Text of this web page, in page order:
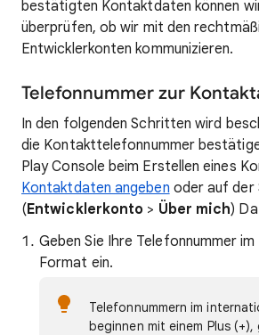
bestätigten Kontaktdaten können
überprüfen, ob wir mit den
Entwicklerkonten kommunizieren.
Telefonnummer zur
In den folgenden Schritten wird
die Kontakttelefonnummer
Play Console beim Erstellen eines
Kontaktdaten angeben oder auf der
(Entwicklerkonto > Über mich)
Geben Sie Ihre Telefonnummer
Format ein.
Telefonnummern im
beginnen mit einem Plus